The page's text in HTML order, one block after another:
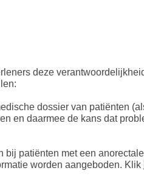
deze
dossier van patiënten
en daarmee de kans dat
patiënten met een
worden aangeboden. Klik